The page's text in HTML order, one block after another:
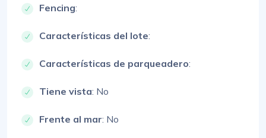
Fencing:
Características del lote:
Características de parqueadero:
Tiene vista: No
Frente al mar: No